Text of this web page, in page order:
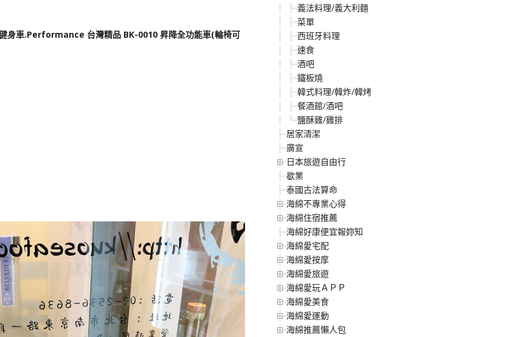
義法料理/義大利麵
菜單
西班牙料理
速食
酒吧
鐵板燒
韓式料理/韓炸/韓烤
餐酒館/酒吧
鹽酥雞/雞排
居家清潔
廣宣
日本旅遊自由行
歇業
泰國古法算命
海綿不專業心得
海綿住宿推薦
海綿好康便宜報妳知
海綿愛宅配
海綿愛按摩
海綿愛旅遊
海綿愛玩ＡＰＰ
海綿愛美食
海綿愛運動
海綿推薦懶人包